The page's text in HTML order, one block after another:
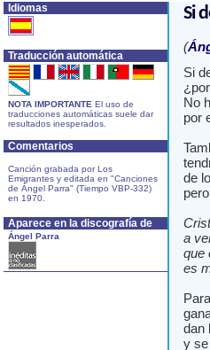
Idiomas
Traducción automática
NOTA IMPORTANTE El uso de
traducciones automáticas suele dar
resultados inesperados.
Comentarios
Canción grabada por Los
Emigrantes y editada en "Canciones
de Ángel Parra" (Tiempo VBP-332)
en 1970.
Aparece en la discografía de
Ángel Parra
Si
(
Si
No
por
de
a
que
es
dan
y se